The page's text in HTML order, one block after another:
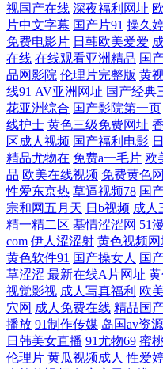
91精品夜未央! 欧美精品人人 亚
在线 精品日韩不卡 午夜色色吧
偷拍美女 国产普通话对白 日本
源 欧美无砖砖区 亚洲人成在线
大香蕉久 白丝学姐在线自慰 九
91九色丝袜熟女 国产欲女一区
网站 国产女主播喷水 天天肏屄
夜深情在线观看免费 A级韩国A
线磁力 国产在线成人 日本免弗
视国产在线 深夜福利网址
片中文字幕 国产片91 操久
免费电影片 日韩欧美爱爱
在线 在线观看亚洲精品 国
品网影院 伦理片完整版 黄
线91 AV亚洲网址 国产经典
花亚洲综合 国产影院第一页
线护士 黄色三级免费网址
区成人视频 国产福利电影
精品尤物在 免费a一毛片 欧
品 欧美在线视频 免费黄色
性爱东京热 草逼视频78 国
宗和网五月天 日b视频 成人
精一精二区 基情涩涩网 51
com 伊人涩涩射 黄色视频网
黄色软件91 国产操女人 国
草涩涩 最新在线A片网址
视觉影视 成人写真福利 欧
穴网 成人免费在线 精品国
播放 91制作传媒 岛国av资源
日韩美女直播 91尤物69 蜜
伦理片 黄瓜视频成人 性爱